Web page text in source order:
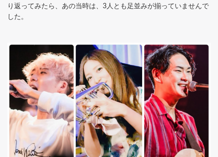
り返ってみたら、あの当時は、3人とも足並みが揃っていませんで
した。